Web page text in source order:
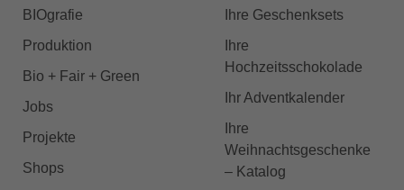
BIOgrafie
Produktion
Bio + Fair + Green
Jobs
Projekte
Shops
Ihre Geschenksets
Ihre
Hochzeitsschokolade
Ihr Adventkalender
Ihre
Weihnachtsgeschenke
– Katalog